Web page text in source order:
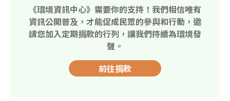
《環境資訊中心》需要你的支持！我們相信唯有
資訊公開普及，才能促成民眾的參與和行動，邀
請您加入定期捐款的行列，讓我們持續為環境發
聲。
前往捐款